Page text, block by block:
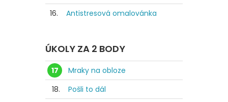
16.
Antistresová omalovánka
ÚKOLY ZA 2 BODY
17
Mraky na obloze
18.
Pošli to dál